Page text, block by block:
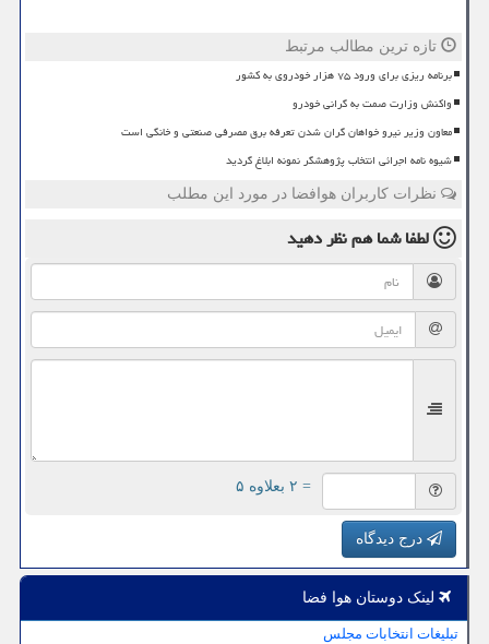
تازه ترین مطالب مرتبط
برنامه ریزی برای ورود ۷۵ هزار خودروی به کشور
واکنش وزارت صمت به گرانی خودرو
معاون وزیر نیرو خواهان گران شدن تعرفه برق مصرفی صنعتی و خانگی است
شیوه نامه اجرائی انتخاب پژوهشگر نمونه ابلاغ گردید
نظرات کاربران هوافضا در مورد این مطلب
لطفا شما همنظر دهید
= ۲ بعلاوه ۵
درج دیدگاه
لینک دوستان هوا فضا
تبلیغات انتخابات مجلس